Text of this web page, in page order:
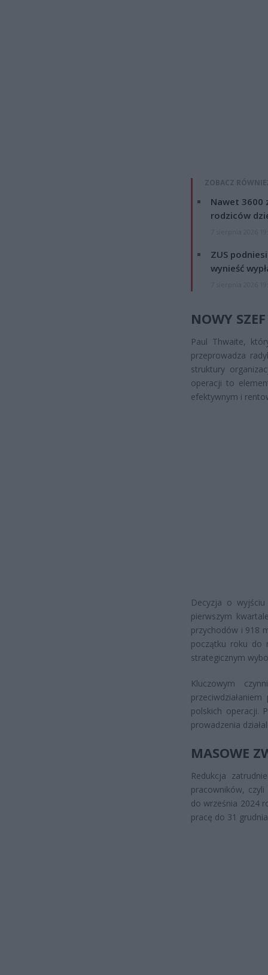
ZOBACZ
Nawet 3600
rodziców
ZUS
wynieść
NOWY
Paul Thwaite,
przeprowadza
struktury
operacji to
efektywnym i
Decyzja o
pierwszym
przychodów i 918
początku roku do
strategicznym
Kluczowym
polskich operacji.
prowadzenia
MASOWE
Redukcja
pracowników,
do września 2024
pracę do 31